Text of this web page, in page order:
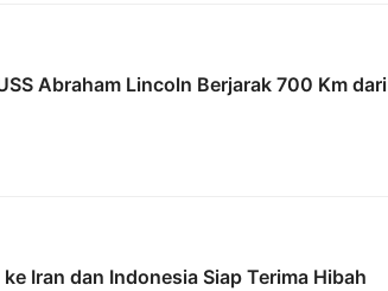
Abraham Lincoln Berjarak 700 Km dari
Iran dan Indonesia Siap Terima Hibah